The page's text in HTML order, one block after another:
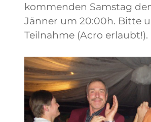
kommenden Samstag
Jänner um 20:00h. Bitte
Teilnahme (Acro erlaubt!).